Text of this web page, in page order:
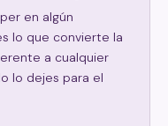
en algún
lo que convierte la
a cualquier
lo dejes para el